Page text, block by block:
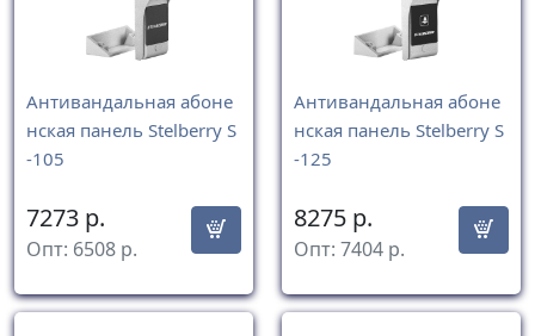
Антивандальная абоне
нская панель Stelberry S
-105
7273 р.
Опт: 6508 р.
Антивандальная абоне
нская панель Stelberry S
-125
8275 р.
Опт: 7404 р.